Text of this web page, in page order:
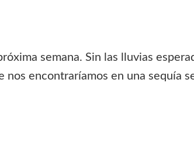
semana. Sin las lluvias
nos encontraríamos en una sequía